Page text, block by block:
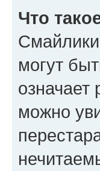
Что
могут
означает
можно